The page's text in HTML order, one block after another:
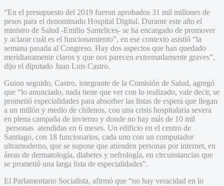
“En el presupuesto del 2019 fueron aprobados 31 mil millones de
pesos para el denominado Hospital Digital. Durante este año el
ministro de Salud -Emilio Santelices- se ha encargado de promover
y aclarar cuál es el funcionamiento”, en ese contexto asistió “la
semana pasada al Congreso. Hay dos aspectos que han quedado
meridianamente claros y que nos parecen extremadamente graves”,
dijo el diputado Juan Luis Castro.
Guion seguido, Castro, integrante de la Comisión de Salud, agregó
que “lo anunciado, nada tiene que ver con lo realizado, vale decir, se
prometió especialidades para absorber las listas de espera que llegan
a un millón y medio de chilenos, con una crisis hospitalaria severa
en plena campaña de invierno y donde no hay más de 10 mil
personas atendidas en 6 meses. Un edificio en el centro de
Santiago, con 18 funcionarios, cada uno con un computador
ultramoderno, que se supone que atienden personas por internet, en
áreas de dermatología, diabetes y nefrología, en circunstancias que
se prometió una larga lista de especialidades”.
El Parlamentario Socialista, afirmó que “no hay veracidad en lo